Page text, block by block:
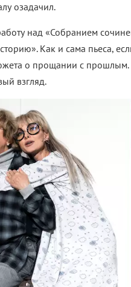
озадачил.
над «Собранием
Как и сама пьеса,
о прощании с прошлым.
взгляд.